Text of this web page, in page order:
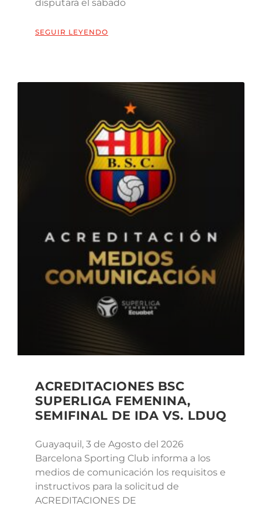
disputará el sábado
SEGUIR LEYENDO
ACREDITACIONES BSC
SUPERLIGA FEMENINA,
SEMIFINAL DE IDA VS. LDUQ
Guayaquil, 3 de Agosto del 2026
Barcelona Sporting Club informa a los
medios de comunicación los requisitos e
instructivos para la solicitud de
ACREDITACIONES DE